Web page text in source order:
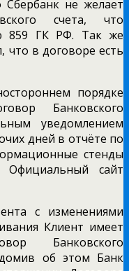
не желает
счета, что
859 ГК РФ. Так же
что в договоре есть
порядке
Банковского
уведомлением
дней в отчёте по
стенды
Официальный сайт
с изменениями
Клиент имеет
Банковского
об этом Банк